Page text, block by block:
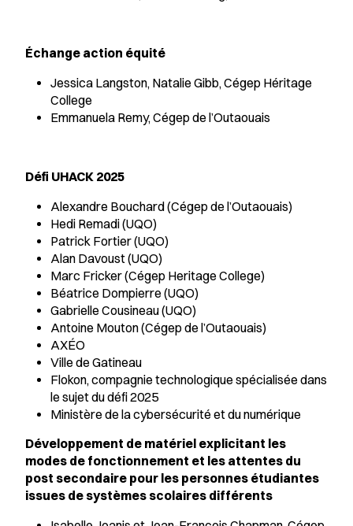
Échange action équité
Jessica Langston, Natalie Gibb, Cégep Héritage
College
Emmanuela Remy, Cégep de l’Outaouais
Défi UHACK 2025
Alexandre Bouchard (Cégep de l’Outaouais)
Hedi Remadi (UQO)
Patrick Fortier (UQO)
Alan Davoust (UQO)
Marc Fricker (Cégep Heritage College)
Béatrice Dompierre (UQO)
Gabrielle Cousineau (UQO)
Antoine Mouton (Cégep de l’Outaouais)
AXÉO
Ville de Gatineau
Flokon, compagnie technologique spécialisée dans
le sujet du défi 2025
Ministère de la cybersécurité et du numérique
Développement de matériel explicitant les
modes de fonctionnement et les attentes du
post secondaire pour les personnes étudiantes
issues de systèmes scolaires différents